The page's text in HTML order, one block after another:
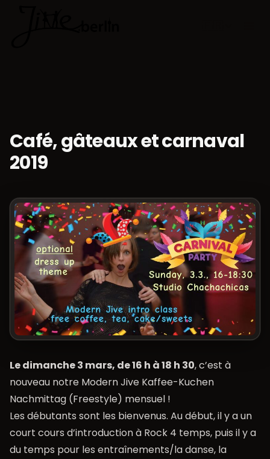
Café, gâteaux et carnaval
2019
Le dimanche 3 mars, de 16 h à 18 h 30, c’est à
nouveau notre Modern Jive Kaffee-Kuchen
Nachmittag (Freestyle) mensuel !
Les débutants sont les bienvenus. Au début, il y a un
court cours d’introduction à Rock 4 temps, puis il y a
du temps pour les entraînements/la danse, la